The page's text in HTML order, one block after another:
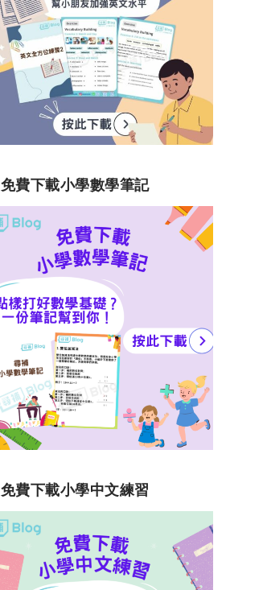
免費下載小學數學筆記
免費下載小學中文練習